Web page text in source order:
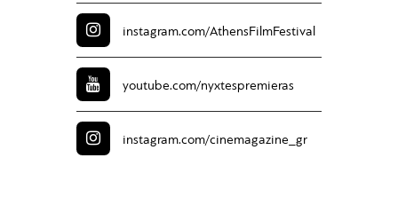
instagram.com/AthensFilmFestival
youtube.com/nyxtespremieras
instagram.com/cinemagazine_gr